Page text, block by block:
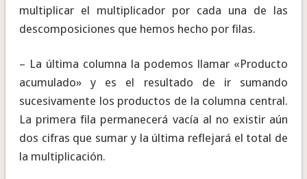
multiplicar el multiplicador por cada una de las
descomposiciones que hemos hecho por filas.
– La última columna la podemos llamar «Producto
acumulado» y es el resultado de ir sumando
sucesivamente los productos de la columna central.
La primera fila permanecerá vacía al no existir aún
dos cifras que sumar y la última reflejará el total de
la multiplicación.